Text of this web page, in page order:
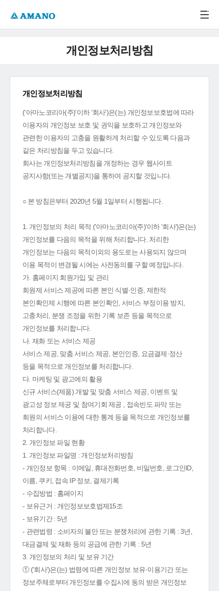
개인정보처리방침
개인정보처리방침
('아마노코리아(주)'이하 '회사')은(는) 개인정보보호법에 따라
이용자의 개인정보 보호 및 권익을 보호하고 개인정보와
관련한 이용자의 고충을 원활하게 처리할 수 있도록 다음과
같은 처리방침을 두고 있습니다.
회사는 개인정보처리방침을 개정하는 경우 웹사이트
공지사항(또는 개별공지)을 통하여 공지할 것입니다.
○ 본 방침은부터 2020년 5월 1일부터 시행됩니다.
1. 개인정보의 처리 목적 ('아마노코리아(주)'이하 '회사')은(는)
개인정보를 다음의 목적을 위해 처리합니다. 처리한
개인정보는 다음의 목적이외의 용도로는 사용되지 않으며
이용 목적이 변경될 시에는 사전동의를 구할 예정입니다.
가. 홈페이지 회원가입 및 관리
회원제 서비스 제공에 따른 본인 식별·인증, 제한적
본인확인제 시행에 따른 본인확인, 서비스 부정이용 방지,
고충처리, 분쟁 조정을 위한 기록 보존 등을 목적으로
개인정보를 처리합니다.
나. 재화 또는 서비스 제공
서비스 제공, 맞춤 서비스 제공, 본인인증, 요금결제·정산
등을 목적으로 개인정보를 처리합니다.
다. 마케팅 및 광고에의 활용
신규 서비스(제품) 개발 및 맞춤 서비스 제공, 이벤트 및
광고성 정보 제공 및 참여기회 제공 , 접속빈도 파악 또는
회원의 서비스 이용에 대한 통계 등을 목적으로 개인정보를
처리합니다.
2. 개인정보 파일 현황
1. 개인정보 파일명 : 개인정보처리방침
- 개인정보 항목 : 이메일, 휴대전화번호, 비밀번호, 로그인ID,
이름, 쿠키, 접속 IP 정보, 결제기록
- 수집방법 : 홈페이지
- 보유근거 : 개인정보보호법제15조
- 보유기간 : 5년
- 관련법령 : 소비자의 불만 또는 분쟁처리에 관한 기록 : 3년,
대금결제 및 재화 등의 공급에 관한 기록 : 5년
3. 개인정보의 처리 및 보유 기간
① ('회사')은(는) 법령에 따른 개인정보 보유·이용기간 또는
정보주체로부터 개인정보를 수집시에 동의 받은 개인정보